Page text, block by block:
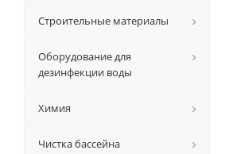
Строительные материалы
Оборудование для
дезинфекции воды
Химия
Чистка бассейна